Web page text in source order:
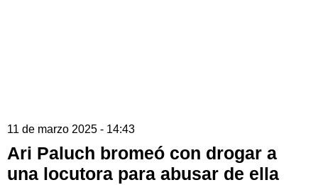
11 de marzo 2025 - 14:43
Ari Paluch bromeó con drogar a
una locutora para abusar de ella